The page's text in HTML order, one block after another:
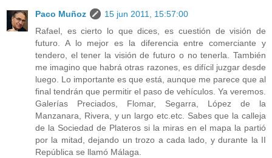
Paco Muñoz
15 jun 2011, 15:57:00
Rafael, es cierto lo que dices, es cuestión de visión de
futuro. A lo mejor es la diferencia entre comerciante y
tendero, el tener la visión de futuro o no tenerla. También
me imagino que habrá otras razones, es difícil juzgar desde
luego. Lo importante es que está, aunque me parece que al
final tendrán que permitir el paso de vehículos. Ya veremos.
Galerías Preciados, Flomar, Segarra, López de la
Manzanara, Rivera, y un largo etc.etc. Sabes que la calleja
de la Sociedad de Plateros si la miras en el mapa la partió
por la mitad, dejando un trozo a cada lado, y durante la II
República se llamó Málaga.